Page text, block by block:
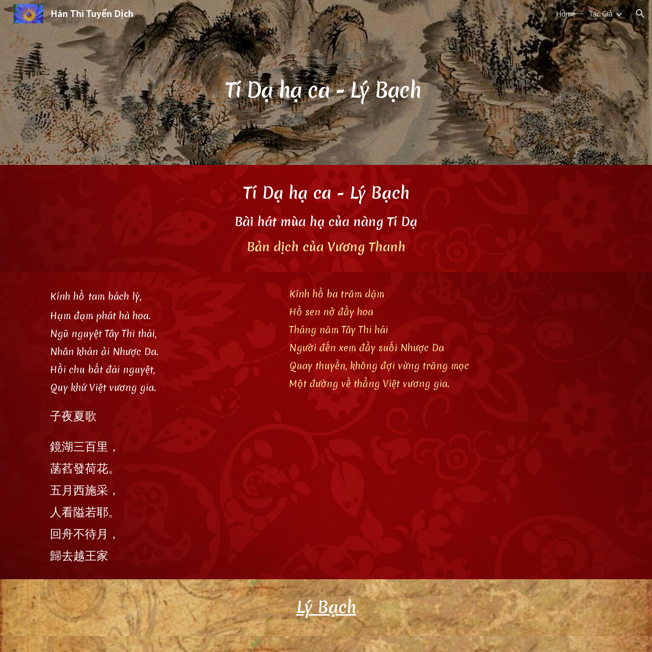
Skip to main content Skip to navigation
Hán Thi Tuyển Dịch Home Tác Giả
Tí Dạhạca - Lý Bạch
Tí Dạ hạca - Lý Bạch
Bài hát mùa hạ của nàng Tí Dạ
Bản dịch của Vương Thanh
Kính hồ tam bách lý,
Hạm đạm phát hà hoa.
Ngũ nguyệt Tây Thi thái,
Nhân khán ải Nhược Da.
Hồi chu bất đãi nguyệt,
Quy khứ Việt vương gia.
子夜夏歌
鏡湖三百里，
菡萏發荷花。
五月西施采，
人看隘若耶。
回舟不待月，
歸去越王家
Kính hồ ba trăm dặm
Hồ sen nở đầy hoa
Tháng năm Tây Thi hái
Người đến xem đầy suối Nhược Da
Quay thuyền, không đợi vừng trăng mọc
Một đường về thẳng Việt vương gia.
Lý Bạch